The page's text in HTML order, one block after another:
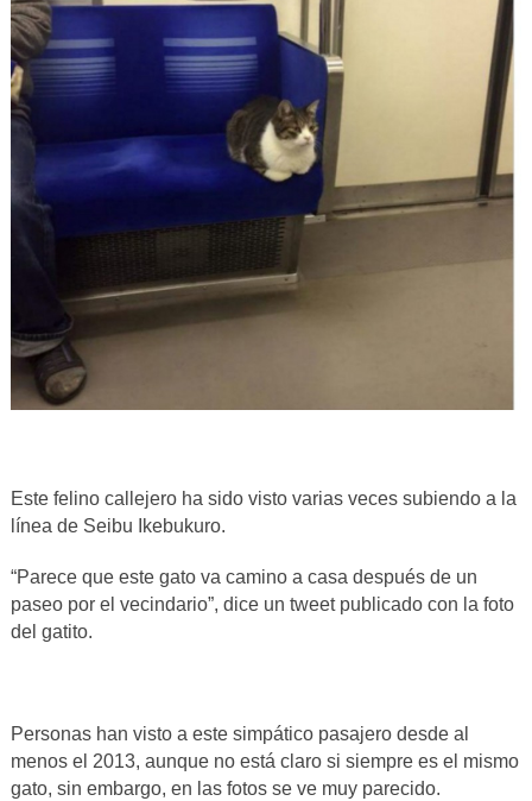
Este felino callejero ha sido visto varias veces subiendo a la
línea de Seibu Ikebukuro.
“Parece que este gato va camino a casa después de un
paseo por el vecindario”, dice un tweet publicado con la foto
del gatito.
Personas han visto a este simpático pasajero desde al
menos el 2013, aunque no está claro si siempre es el mismo
gato, sin embargo, en las fotos se ve muy parecido.